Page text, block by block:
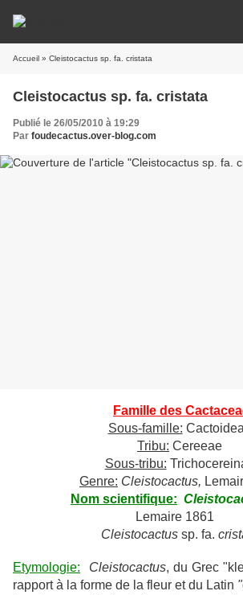
Accueil » Cleistocactus sp. fa. cristata
Cleistocactus sp. fa. cristata
Publié le 26/05/2010 à 19:29
Par foudecactus.over-blog.com
Famille des
Sous-famille:
Tribu: Cereeae
Sous-tribu:
Genre: Cleistocactus,
Nom scientifique:
Lemaire 1861
Cleistocactussp. fa.
Etymologie: Cleistocactus, du Grec
rapport à la forme de la fleur et du Latin "